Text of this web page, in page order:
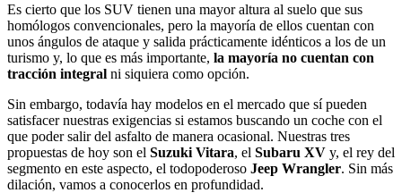
Es cierto que los SUV tienen una mayor altura al suelo que sus
homólogos convencionales, pero la mayoría de ellos cuentan con
unos ángulos de ataque y salida prácticamente idénticos a los de un
turismo y, lo que es más importante, la mayoría no cuentan con
tracción integral ni siquiera como opción.
Sin embargo, todavía hay modelos en el mercado que sí pueden
satisfacer nuestras exigencias si estamos buscando un coche con el
que poder salir del asfalto de manera ocasional. Nuestras tres
propuestas de hoy son el Suzuki Vitara, el Subaru XV y, el rey del
segmento en este aspecto, el todopoderoso Jeep Wrangler. Sin más
dilación, vamos a conocerlos en profundidad.